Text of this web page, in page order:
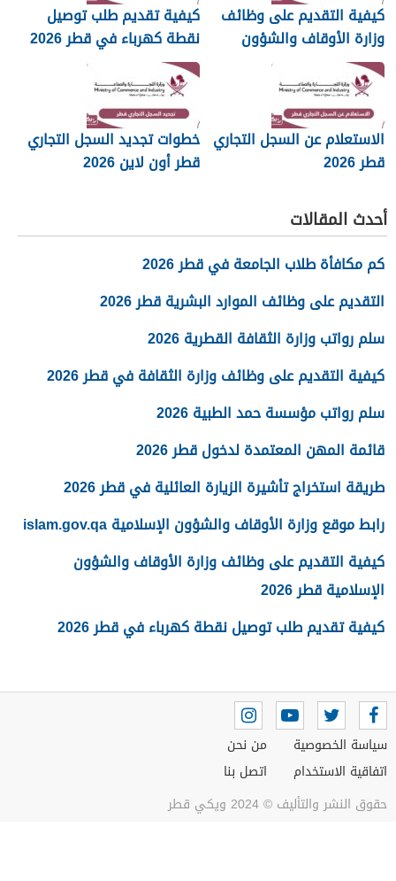
كيفية التقديم على وظائف
وزارة الأوقاف والشؤون
الإسلامية قطر 2026
كيفية تقديم طلب توصيل
نقطة كهرباء في قطر 2026
الاستعلام عن السجل التجاري
قطر 2026
خطوات تجديد السجل التجاري
قطر أون لاين 2026
أحدث المقالات
كم مكافأة طلاب الجامعة في قطر 2026
التقديم على وظائف الموارد البشرية قطر 2026
سلم رواتب وزارة الثقافة القطرية 2026
كيفية التقديم على وظائف وزارة الثقافة في قطر 2026
سلم رواتب مؤسسة حمد الطبية 2026
قائمة المهن المعتمدة لدخول قطر 2026
طريقة استخراج تأشيرة الزيارة العائلية في قطر 2026
رابط موقع وزارة الأوقاف والشؤون الإسلامية islam.gov.qa
كيفية التقديم على وظائف وزارة الأوقاف والشؤون
الإسلامية قطر 2026
كيفية تقديم طلب توصيل نقطة كهرباء في قطر 2026
سياسة الخصوصية
اتفاقية الاستخدام
من نحن
اتصل بنا
حقوق النشر والتأليف © 2024 ويكي قطر